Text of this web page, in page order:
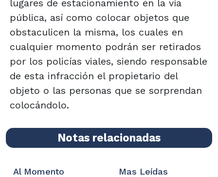
lugares de estacionamiento en la vía
pública, así como colocar objetos que
obstaculicen la misma, los cuales en
cualquier momento podrán ser retirados
por los policías viales, siendo responsable
de esta infracción el propietario del
objeto o las personas que se sorprendan
colocándolo.
Notas relacionadas
Al Momento Mas Leídas